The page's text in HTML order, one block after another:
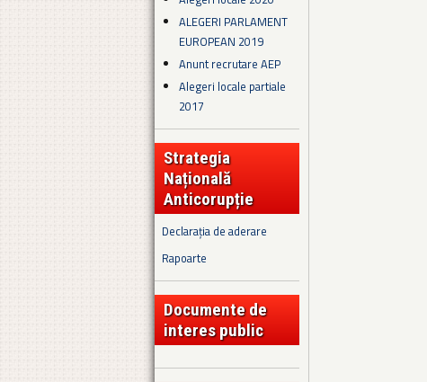
ALEGERI PARLAMENT
EUROPEAN 2019
Anunt recrutare AEP
Alegeri locale partiale
2017
Strategia
Națională
Anticorupție
Declarația de aderare
Rapoarte
Documente de
interes public